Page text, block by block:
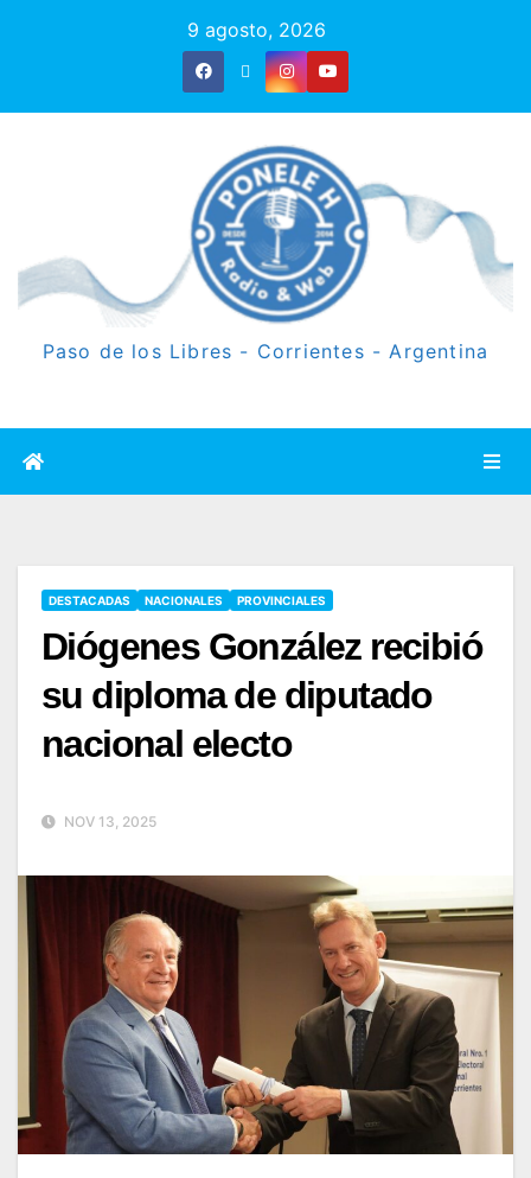
9 agosto, 2026
Paso de los Libres - Corrientes - Argentina
DESTACADAS NACIONALES PROVINCIALES
Diógenes González recibió
su diploma de diputado
nacional electo
NOV 13, 2025